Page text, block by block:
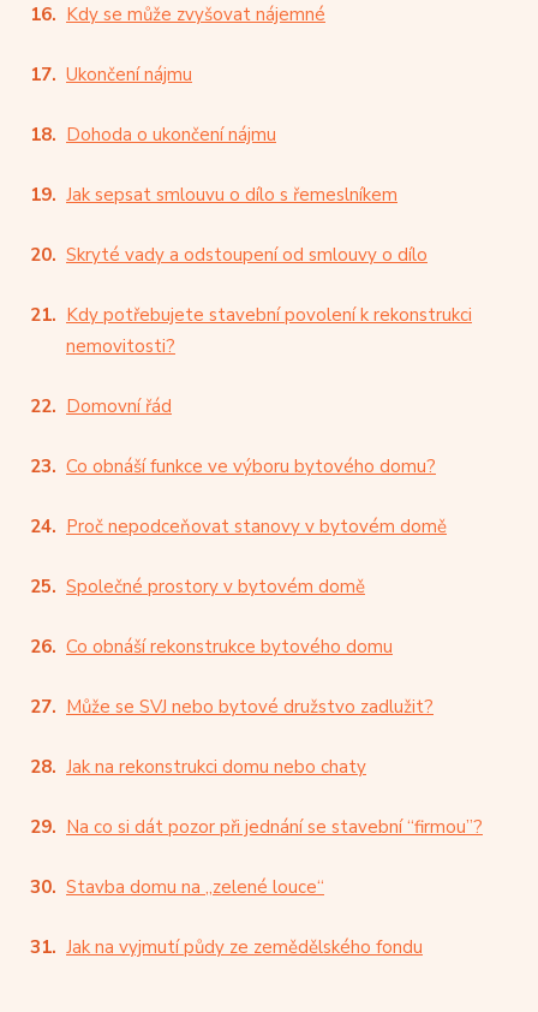
Kdy se může zvyšovat nájemné
Ukončení nájmu
Dohoda o ukončení nájmu
Jak sepsat smlouvu o dílo s řemeslníkem
Skryté vady a odstoupení od smlouvy o dílo
Kdy potřebujete stavební povolení k rekonstrukci
nemovitosti?
Domovní řád
Co obnáší funkce ve výboru bytového domu?
Proč nepodceňovat stanovy v bytovém domě
Společné prostory v bytovém domě
Co obnáší rekonstrukce bytového domu
Může se SVJ nebo bytové družstvo zadlužit?
Jak na rekonstrukci domu nebo chaty
Na co si dát pozor při jednání se stavební “firmou”?
Stavba domu na „zelené louce“
Jak na vyjmutí půdy ze zemědělského fondu